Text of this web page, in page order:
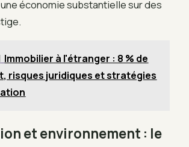
économie substantielle sur des
Immobilier à l'étranger : 8 % de
risques juridiques et stratégies
et environnement : le